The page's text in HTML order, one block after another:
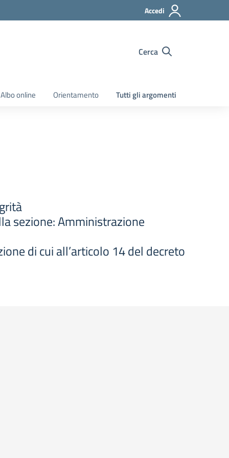
Accedi
Cerca
Albo online Orientamento Tutti gli argomenti
sezione: Amministrazione
di cui all’articolo 14 del decreto